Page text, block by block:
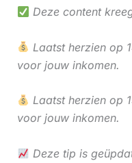
Deze content
Laatst herzien op
voor jouw inkomen.
Laatst herzien op
voor jouw inkomen.
Deze tip is